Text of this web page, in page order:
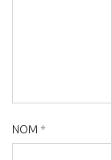
NOM *